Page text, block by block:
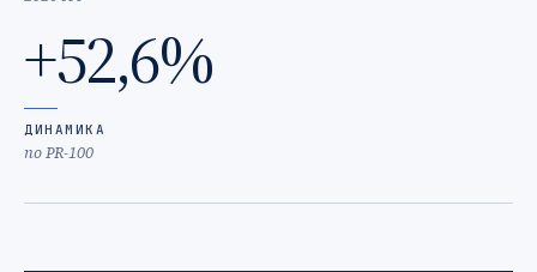
+52,6%
ДИНАМИКА
по PR-100